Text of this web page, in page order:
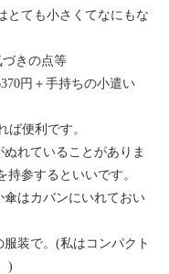
とても小さくてなにもな
きの点等
円＋手持ちの小遣い
ば便利です。
れていることがありま
参するといいです。
傘はカバンにいれておい
装で。(私はコンパクト
)